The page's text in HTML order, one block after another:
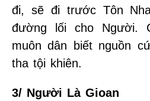
đi, sẽ đi trước Tôn
đường lối cho Người.
muôn dân biết nguồn
tha tội khiên.
3/ Người Là Gioan